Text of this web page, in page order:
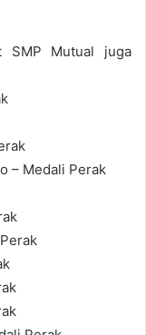
SMP Mutual juga
– Medali Perak